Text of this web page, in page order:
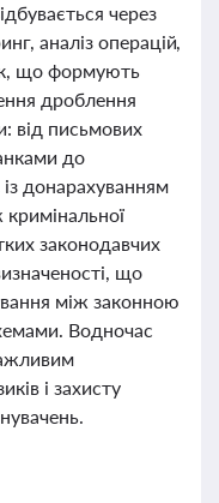
через
аналіз операцій,
що формують
дроблення
від письмових
до
донарахуванням
кримінальної
законодавчих
що
між законною
Водночас
і захисту